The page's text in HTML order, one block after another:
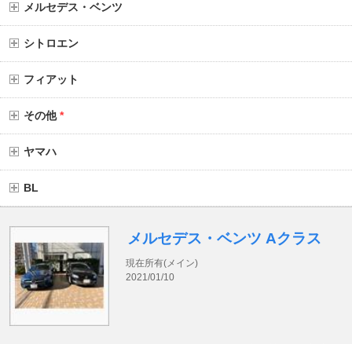
メルセデス・ベンツ
シトロエン
フィアット
その他*
ヤマハ
BL
メルセデス・ベンツ Aクラス
現在所有(メイン)
2021/01/10